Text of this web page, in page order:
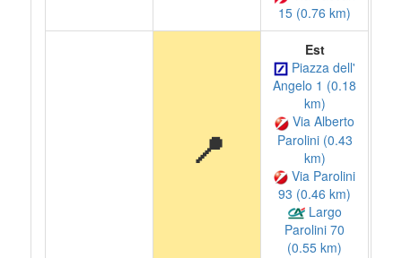
15 (0.76 km)
📍
Est
Piazza dell'
Angelo 1 (0.18
km)
Via Alberto
Parolini (0.43
km)
Via Parolini
93 (0.46 km)
Largo
Parolini 70
(0.55 km)